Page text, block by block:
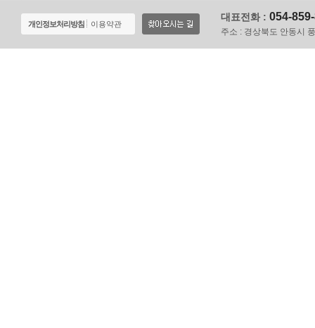
개인정보처리방침 이용약관
대표전화 : 054-
주소 : 경상북도 안동시